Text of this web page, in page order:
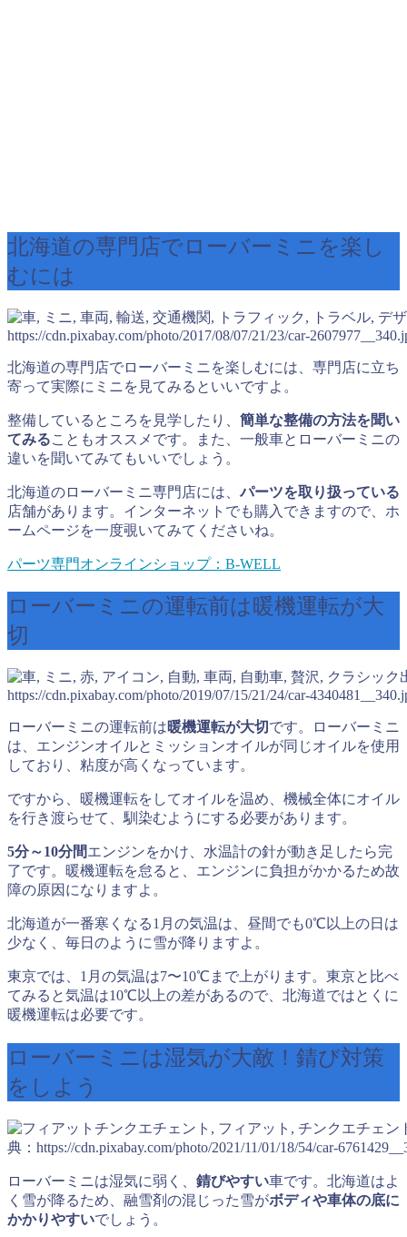
北海道の専門店でローバーミニを楽し
むには
https://cdn.pixabay.com/photo/2017/08/07/21/23/car-
北海道の専門店でローバーミニを楽しむには、専門店に立ち
寄って実際にミニを見てみるといいですよ。
整備しているところを見学したり、 簡単な整備の方法を聞い
てみることもオススメです。また、一般車とローバーミニの
違いを聞いてみてもいいでしょう。
北海道のローバーミニ専門店には、 パーツを取り扱っている
店舗があります。インターネットでも購入できますので、ホ
ームページを一度覗いてみてくださいね。
パーツ専門オンラインショップ：B-WELL
ローバーミニの運転前は暖機運転が大
切
https://cdn.pixabay.com/photo/2019/07/15/21/24/car-
ローバーミニの運転前は暖機運転が大切 です。ローバーミニ
は、エンジンオイルとミッションオイルが同じオイルを使用
しており、粘度が高くなっています。
ですから、暖機運転をしてオイルを温め、機械全体にオイル
を行き渡らせて、馴染むようにする必要があります。
5分～10分間エンジンをかけ、水温計の針が動き足したら完
了です。暖機運転を怠ると、エンジンに負担がかかるため故
障の原因になりますよ。
北海道が一番寒くなる1月の気温は、昼間でも0℃以上の日は
少なく、毎日のように雪が降りますよ。
東京では、1月の気温は7〜10℃まで上がります。東京と比べ
てみると気温は10℃以上の差があるので、北海道ではとくに
暖機運転は必要です。
ローバーミニは湿気が大敵！錆び対策
をしよう
典：https://cdn.pixabay.com/photo/2021/11/01/18/54/car-
ローバーミニは湿気に弱く、 錆びやすい車です。北海道はよ
く雪が降るため、融雪剤の混じった雪がボディや車体の底に
かかりやすいでしょう。